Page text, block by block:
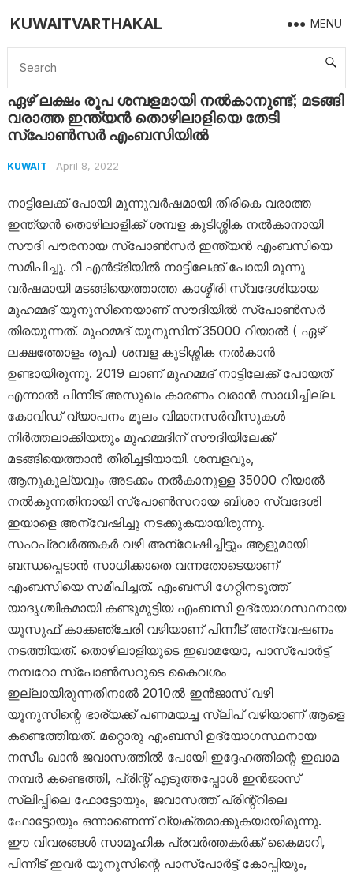
KUWAITVARTHAKAL MENU
Home Kuwait ഏഴ് ലക്ഷം രൂപ ശമ്പളമായി നല്‍കാനുണ്ട്; മടങ്ങി വരാത്ത ഇന്ത്യന്‍ തൊഴിലാളിയെ തേടി സ്‌പോണ്‍സര്‍ എംബസിയില്‍
ഏഴ് ലക്ഷം രൂപ ശമ്പളമായി നല്‍കാനുണ്ട്; മടങ്ങി
വരാത്ത ഇന്ത്യന്‍ തൊഴിലാളിയെ തേടി
സ്‌പോണ്‍സര്‍ എംബസിയില്‍
KUWAIT April 8, 2022
നാട്ടിലേക്ക് പോയി മൂന്നുവർഷമായി തിരികെ വരാത്ത
ഇന്ത്യൻ തൊഴിലാളിക്ക് ശമ്പള കുടിശ്ശിക നൽകാനായി
സൗദി പൗരനായ സ്പോൺസർ ഇന്ത്യൻ എംബസിയെ
സമീപിച്ചു. റീ എൻട്രിയിൽ നാട്ടിലേക്ക് പോയി മൂന്നു
വർഷമായി മടങ്ങിയെത്താത്ത കാശ്മീരി സ്വദേശിയായ
മുഹമ്മദ് യൂനുസിനെയാണ് സൗദിയിൽ സ്പോൺസർ
തിരയുന്നത്. മുഹമ്മദ് യൂനുസിന് 35000 റിയാൽ ( ഏഴ്
ലക്ഷത്തോളം രൂപ) ശമ്പള കുടിശ്ശിക നൽകാൻ
ഉണ്ടായിരുന്നു. 2019 ലാണ് മുഹമ്മദ് നാട്ടിലേക്ക് പോയത്
എന്നാൽ പിന്നീട് അസുഖം കാരണം വരാൻ സാധിച്ചില്ല.
കോവിഡ് വ്യാപനം മൂലം വിമാനസർവീസുകൾ
നിർത്തലാക്കിയതും മുഹമ്മദിന് സൗദിയിലേക്ക്
മടങ്ങിയെത്താൻ തിരിച്ചടിയായി. ശമ്പളവും,
ആനുകൂല്യവും അടക്കം നൽകാനുള്ള 35000 റിയാൽ
നൽകുന്നതിനായി സ്പോൺസറായ ബിശാ സ്വദേശി
ഇയാളെ അന്വേഷിച്ചു നടക്കുകയായിരുന്നു.
സഹപ്രവർത്തകർ വഴി അന്വേഷിച്ചിട്ടും ആളുമായി
ബന്ധപ്പെടാൻ സാധിക്കാതെ വന്നതോടെയാണ്
എംബസിയെ സമീപിച്ചത്. എംബസി ഗേറ്റിനടുത്ത്
യാദൃശ്ചികമായി കണ്ടുമുട്ടിയ എംബസി ഉദ്യോഗസ്ഥനായ
യൂസുഫ് കാക്കഞ്ചേരി വഴിയാണ് പിന്നീട് അന്വേഷണം
നടത്തിയത്. തൊഴിലാളിയുടെ ഇഖാമയോ, പാസ്പോർട്ട്
നമ്പറോ സ്പോൺസറുടെ കൈവശം
ഇല്ലായിരുന്നതിനാൽ 2010ൽ ഇൻജാസ് വഴി
യൂനുസിന്റെ ഭാര്യക്ക് പണമയച്ച സ്ലിപ് വഴിയാണ് ആളെ
കണ്ടെത്തിയത്. മറ്റൊരു എംബസി ഉദ്യോഗസ്ഥനായ
നസീം ഖാൻ ജവാസത്തിൽ പോയി ഇദ്ദേഹത്തിന്റെ ഇഖാമ
നമ്പർ കണ്ടെത്തി, പ്രിന്റ് എടുത്തപ്പോൾ ഇൻജാസ്
സ്ലിപ്പിലെ ഫോട്ടോയും, ജവാസത്ത് പ്രിന്റ്റിലെ
ഫോട്ടോയും ഒന്നാണെന്ന് വ്യക്തമാക്കുകയായിരുന്നു.
ഈ വിവരങ്ങൾ സാമൂഹിക പ്രവർത്തകർക്ക് കൈമാറി,
പിന്നീട് ഇവർ യൂനുസിന്റെ പാസ്പോർട്ട് കോപ്പിയും,